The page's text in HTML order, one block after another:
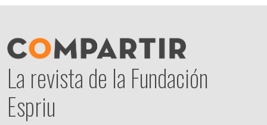
La revista de la Fundación
Espriu